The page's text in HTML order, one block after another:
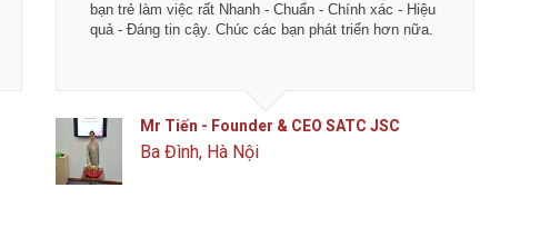
bạn trẻ làm việc rất Nhanh - Chuẩn - Chính xác - Hiệu
quả - Đáng tin cậy. Chúc các bạn phát triển hơn nữa.
Mr Tiến - Founder & CEO SATC JSC
Ba Đình, Hà Nội